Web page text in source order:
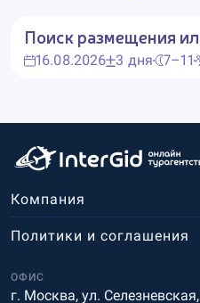
Поиск размещения
16.08.2026 3 дня 7–11
Компания
ОФИС
г. Москва, ул.
Политики и соглашения